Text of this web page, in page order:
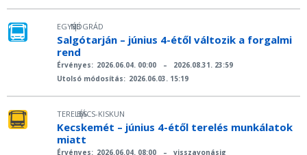
EGYÉB
|
NÓGRÁD
Salgótarján – június 4-étől változik a forgalmi
rend
Érvényes: 2026.06.04. 00:00 –
2026.08.31. 23:59
Utolsó módosítás: 2026.06.03. 15:19
TERELÉS
|
BÁCS-KISKUN
Kecskemét – június 4-étől terelés munkálatok
miatt
Érvényes: 2026.06.04. 08:00 – visszavonásig